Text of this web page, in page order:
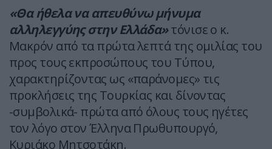
«Θα ήθελα να απευθύνω μήνυμα
αλληλεγγύης στην Ελλάδα»τόνισε ο κ.
Μακρόν από τα πρώτα λεπτά της ομιλίας του
προς τους εκπροσώπους του Τύπου,
χαρακτηρίζοντας ως «παράνομες» τις
προκλήσεις της Τουρκίας και δίνοντας
-συμβολικά- πρώτα από όλους τους ηγέτες
τον λόγο στον Έλληνα Πρωθυπουργό,
Κυριάκο Μητσοτάκη.